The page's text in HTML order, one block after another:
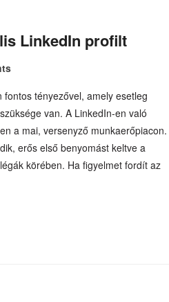
LinkedIn profilt
tényezővel, amely esetleg
van. A LinkedIn-en való
a mai, versenyző munkaerőpiacon.
erős első benyomást keltve a
körében. Ha figyelmet fordít az